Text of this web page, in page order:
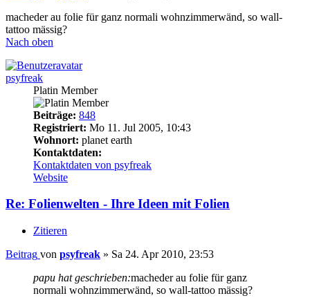
macheder au folie für ganz normali wohnzimmerwänd, so wall-
tattoo mässig?
Nach oben
psyfreak
Platin Member
Beiträge: 848
Registriert: Mo 11. Jul 2005, 10:43
Wohnort: planet earth
Kontaktdaten:
Kontaktdaten von psyfreak
Website
Re: Folienwelten - Ihre Ideen mit Folien
Zitieren
Beitrag von psyfreak » Sa 24. Apr 2010, 23:53
papu hat geschrieben:macheder au folie für ganz
normali wohnzimmerwänd, so wall-tattoo mässig?